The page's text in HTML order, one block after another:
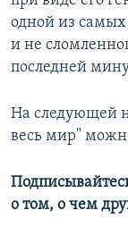
одной из
и не
последней
На следующей
весь мир"
о том, о чем